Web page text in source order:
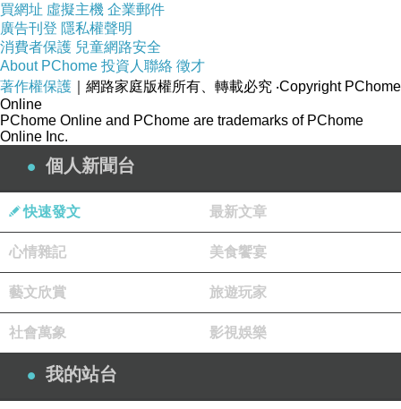
買網址 虛擬主機 企業郵件
廣告刊登 隱私權聲明
消費者保護 兒童網路安全
About PChome 投資人聯絡 徵才
著作權保護 ｜網路家庭版權所有、轉載必究 ‧Copyright PChome
Online
PChome Online and PChome are trademarks of PChome
Online Inc.
個人新聞台
快速發文 最新文章
心情雜記 美食饗宴
藝文欣賞 旅遊玩家
社會萬象 影視娛樂
我的站台